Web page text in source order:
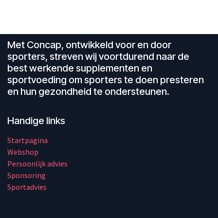
Met Concap, ontwikkeld voor en door
sporters, streven wij voortdurend naar de
best werkende supplementen en
sportvoeding om sporters te doen presteren
en hun gezondheid te ondersteunen.
Handige links
Startpagina
Webshop
Persoonlijk advies
Sponsoring
Sportadvies